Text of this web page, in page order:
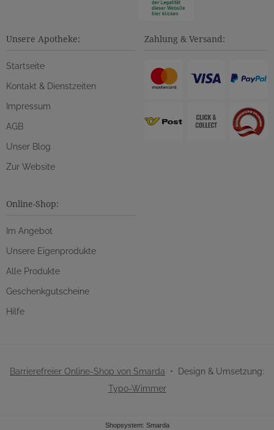
Unsere Apotheke:
Startseite
Kontakt & Dienstzeiten
Impressum
AGB
Unser Blog
Zur Website
Zahlung & Versand:
Online-Shop:
Im Angebot
Unsere Eigenprodukte
Alle Produkte
Geschenkgutscheine
Hilfe
Barrierefreier Online-Shop von Smarda • Design & Umsetzung:
Typo-Wimmer
Shopsystem: Smarda